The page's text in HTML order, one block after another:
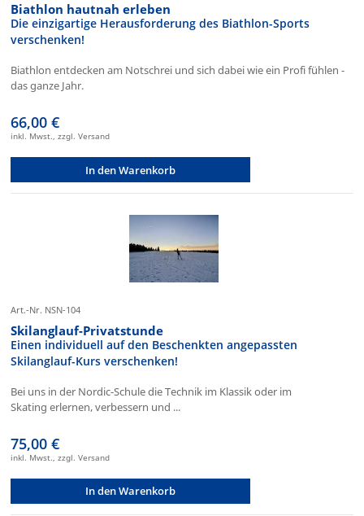
Biathlon hautnah erleben
Die einzigartige Herausforderung des Biathlon-Sports
verschenken!
Biathlon entdecken am Notschrei und sich dabei wie ein Profi fühlen -
das ganze Jahr.
66,00 €
inkl. Mwst., zzgl. Versand
In den Warenkorb
Art.-Nr. NSN-104
Skilanglauf-Privatstunde
Einen individuell auf den Beschenkten angepassten
Skilanglauf-Kurs verschenken!
Bei uns in der Nordic-Schule die Technik im Klassik oder im
Skating erlernen, verbessern und ...
75,00 €
inkl. Mwst., zzgl. Versand
In den Warenkorb